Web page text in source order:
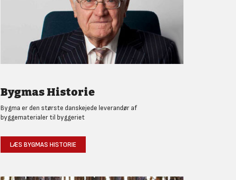
Bygmas Historie
Bygma er den største danskejede leverandør af
byggematerialer til byggeriet
LÆS BYGMAS HISTORIE